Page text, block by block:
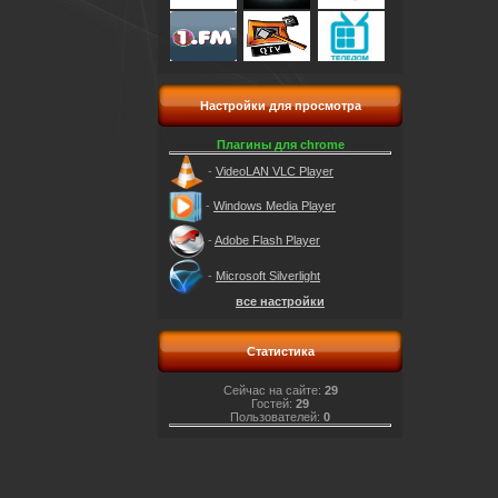
Настройки для просмотра
Плагины для chrome
- VideoLAN VLC Player
- Windows Media Player
- Adobe Flash Player
- Microsoft Silverlight
все настройки
Статистика
Сейчас на сайте: 29
Гостей: 29
Пользователей: 0